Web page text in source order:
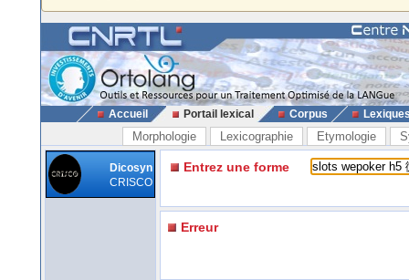
Accueil Portail lexical Corpus
Morphologie Lexicographie Etymologie
Dicosyn
CRISCO
Entrez une forme
Erreur